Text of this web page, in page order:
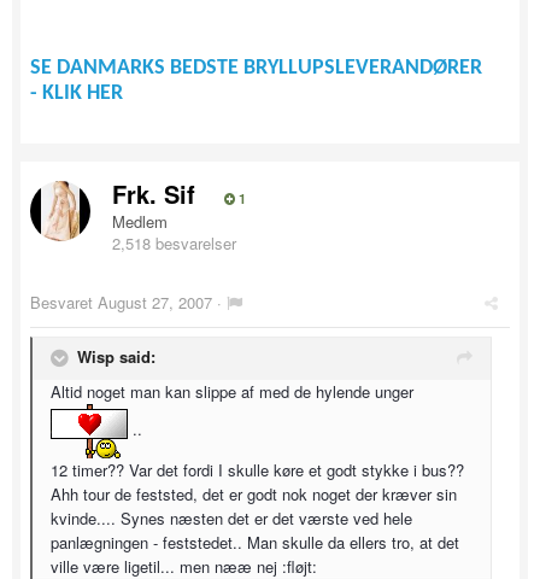
SE DANMARKS BEDSTE BRYLLUPSLEVERANDØRER
- KLIK HER
Frk. Sif 1
Medlem
2,518 besvarelser
Besvaret August 27, 2007 ·
Wisp said:
Altid noget man kan slippe af med de hylende unger
..
12 timer?? Var det fordi I skulle køre et godt stykke i bus??
Ahh tour de feststed, det er godt nok noget der kræver sin
kvinde.... Synes næsten det er det værste ved hele
panlægningen - feststedet.. Man skulle da ellers tro, at det
ville være ligetil... men nææ nej :fløjt: